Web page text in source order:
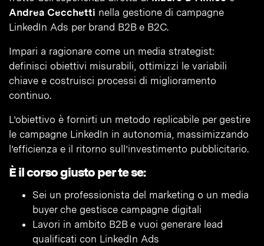
Andrea Cecchetti nella gestione di campagne
LinkedIn Ads per brand B2B e B2C.
Impari a ragionare come un media strategist:
definisci obiettivi misurabili, ottimizzi le variabili
chiave e costruisci processi di miglioramento
continuo.
L’obiettivo è fornirti un metodo replicabile per gestire
le campagne LinkedIn in autonomia, massimizzando
l’efficienza e il ritorno sull’investimento pubblicitario.
È il corso giusto per te se:
Sei un professionista del marketing o un media
buyer che gestisce campagne digitali
Lavori in ambito B2B e vuoi generare lead
qualificati con LinkedIn Ads